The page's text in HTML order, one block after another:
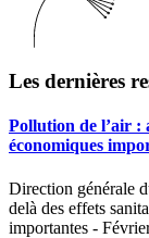
Les dernières
Pollution de l’air :
économiques
Direction générale
delà des effets
importantes -